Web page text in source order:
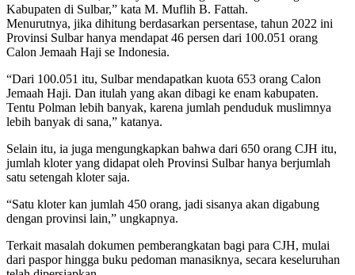
Kabupaten di Sulbar,” kata M. Muflih B. Fattah.
Menurutnya, jika dihitung berdasarkan persentase, tahun 2022 ini
Provinsi Sulbar hanya mendapat 46 persen dari 100.051 orang
Calon Jemaah Haji se Indonesia.
“Dari 100.051 itu, Sulbar mendapatkan kuota 653 orang Calon
Jemaah Haji. Dan itulah yang akan dibagi ke enam kabupaten.
Tentu Polman lebih banyak, karena jumlah penduduk muslimnya
lebih banyak di sana,” katanya.
Selain itu, ia juga mengungkapkan bahwa dari 650 orang CJH itu,
jumlah kloter yang didapat oleh Provinsi Sulbar hanya berjumlah
satu setengah kloter saja.
“Satu kloter kan jumlah 450 orang, jadi sisanya akan digabung
dengan provinsi lain,” ungkapnya.
Terkait masalah dokumen pemberangkatan bagi para CJH, mulai
dari paspor hingga buku pedoman manasiknya, secara keseluruhan